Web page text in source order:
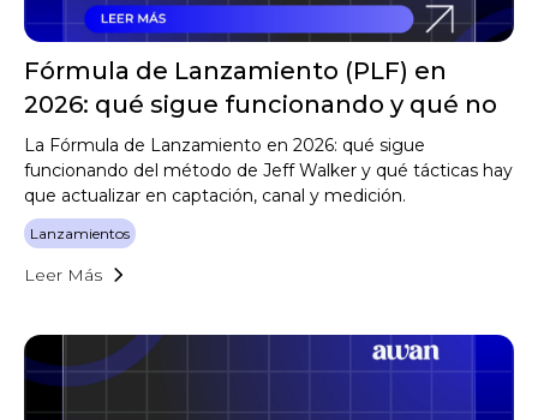
Fórmula de Lanzamiento (PLF) en
2026: qué sigue funcionando y qué no
La Fórmula de Lanzamiento en 2026: qué sigue
funcionando del método de Jeff Walker y qué tácticas hay
que actualizar en captación, canal y medición.
Lanzamientos
Leer Más